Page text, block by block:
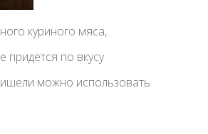
куриного мяса,
придётся по вкусу
можно использовать